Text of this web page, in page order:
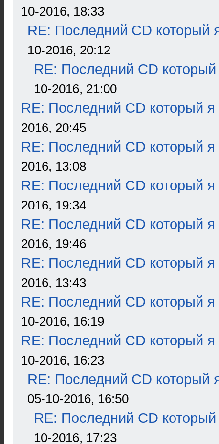
10-2016, 18:33
RE: Последний CD который
10-2016, 20:12
RE: Последний CD который
10-2016, 21:00
RE: Последний CD который я
2016, 20:45
RE: Последний CD который я
2016, 13:08
RE: Последний CD который я
2016, 19:34
RE: Последний CD который я
2016, 19:46
RE: Последний CD который я
2016, 13:43
RE: Последний CD который я
10-2016, 16:19
RE: Последний CD который я
10-2016, 16:23
RE: Последний CD который
05-10-2016, 16:50
RE: Последний CD который
10-2016, 17:23